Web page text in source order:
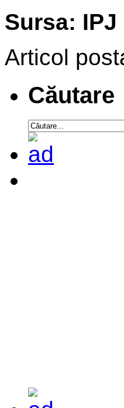
Sursa:
Articol
Căutare